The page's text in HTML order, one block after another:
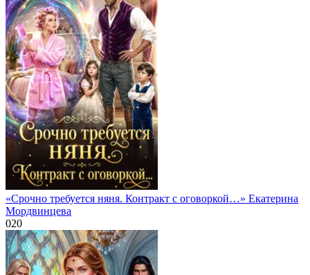
«Срочно требуется няня. Контракт с оговоркой…» Екатерина
Мордвинцева
020